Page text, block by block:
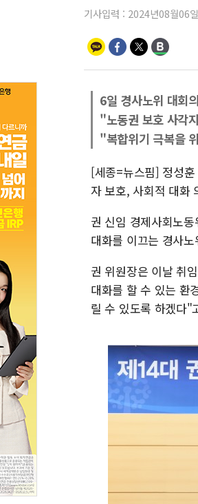
기사입력 : 2024년08월06
6일 경사노위 대회
"노동권 보호 사각
"복합위기 극복을
[세종=뉴스핌] 정성
자 보호, 사회적 대화
권 신임 경제사회노
대화를 이끄는 경사
권 위원장은 이날 취
대화를 할 수 있는 환
릴 수 있도록 하겠다"